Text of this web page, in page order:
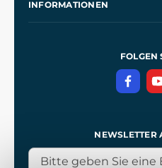
Kontakt
INFORMATIONEN
Datenschutzerklärung
FOLGEN
NEWSLETTER